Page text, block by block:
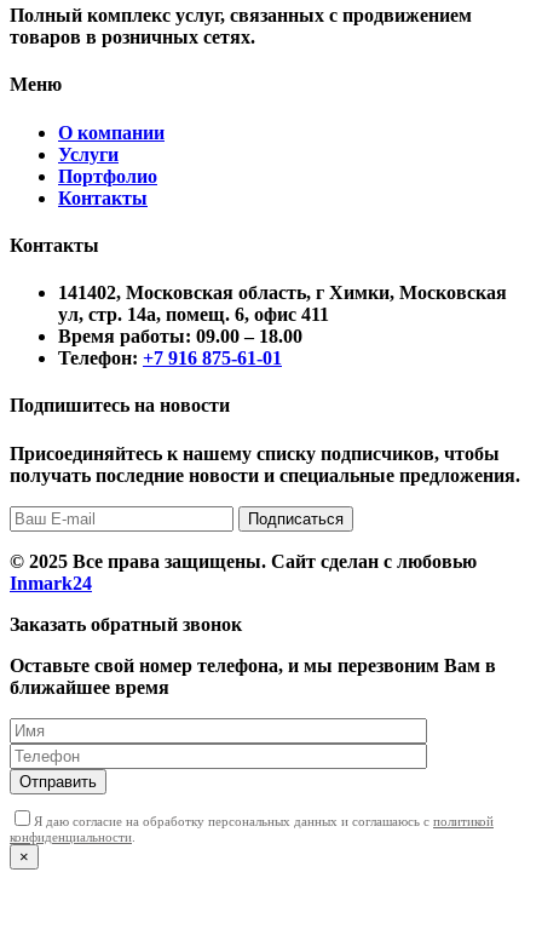
Полный комплекс услуг, связанных с продвижением
товаров в розничных сетях.
Меню
О компании
Услуги
Портфолио
Контакты
Контакты
141402, Московская область, г Химки, Московская
ул, стр. 14а, помещ. 6, офис 411
Время работы: 09.00 – 18.00
Телефон: +7 916 875-61-01
Подпишитесь на новости
Присоединяйтесь к нашему списку подписчиков, чтобы
получать последние новости и специальные предложения.
Подписаться
© 2025 Все права защищены. Сайт сделан с любовью
Inmark24
Заказать обратный звонок
Оставьте свой номер телефона, и мы перезвоним Вам в
ближайшее время
Отправить
Я даю согласие на обработку персональных данных и соглашаюсь с политикой
конфиденциальности
×